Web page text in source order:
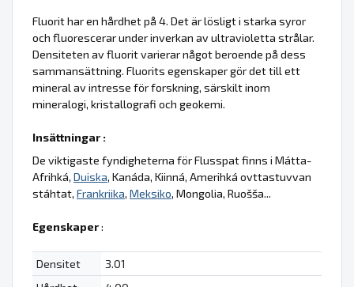
Fluorit har en hårdhet på 4. Det är lösligt i starka syror
och fluorescerar under inverkan av ultravioletta strålar.
Densiteten av fluorit varierar något beroende på dess
sammansättning. Fluorits egenskaper gör det till ett
mineral av intresse för forskning, särskilt inom
mineralogi, kristallografi och geokemi.
Insättningar :
De viktigaste fyndigheterna för Flusspat finns i Mátta-
Afrihká, Duiska, Kanáda, Kiinná, Amerihká ovttastuvvan
stáhtat, Frankriika, Meksiko, Mongolia, Ruošša...
Egenskaper:
Densitet
3.01